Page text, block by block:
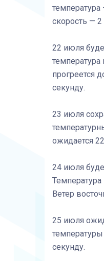
скорость —
22 июля
прогреется
секунду.
23 июля
ожидается
24 июля
Ветер
25 июля
секунду.